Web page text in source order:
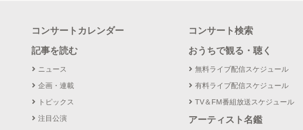
コンサートカレンダー
記事を読む
ニュース
企画・連載
トピックス
注目公演
コンサート検索
おうちで観る・聴く
無料ライブ配信スケジュール
有料ライブ配信スケジュール
TV＆FM番組放送スケジュール
アーティスト名鑑